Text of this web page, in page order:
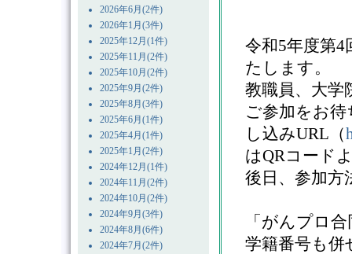
2026年6月(2件)
2026年1月(3件)
2025年12月(1件)
2025年11月(2件)
2025年10月(2件)
2025年9月(2件)
2025年8月(3件)
2025年6月(1件)
2025年4月(1件)
2025年1月(2件)
2024年12月(1件)
2024年11月(2件)
2024年10月(2件)
2024年9月(3件)
2024年8月(6件)
2024年7月(2件)
令和5年度第
たします。
教職員、大学
ご参加をお
し込みURL（
はQRコード
後日、参加
「がんプロ
学籍番号も